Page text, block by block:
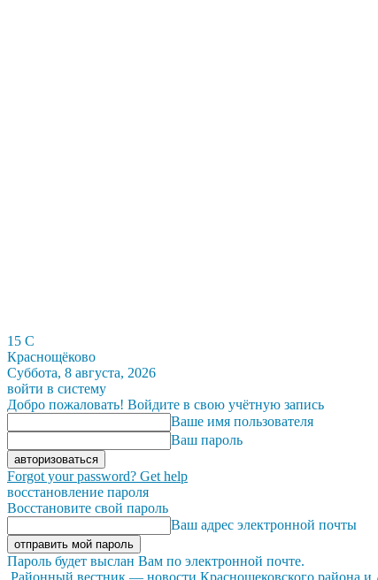
15 C
Краснощёково
Суббота, 8 августа, 2026
войти в систему
Добро пожаловать! Войдите в свою учётную запись
Ваше имя пользователя
Ваш пароль
Forgot your password? Get help
восстановление пароля
Восстановите свой пароль
Ваш адрес электронной почты
Пароль будет выслан Вам по электронной почте.
Районный вестник — новости Краснощековского района и